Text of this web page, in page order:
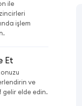
ile
işlem
Et
ve
gelir elde edin.